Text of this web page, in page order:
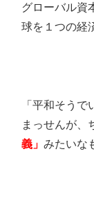
グローバル資
球を１つの経
「平和そう
まっせんが、
義」 みたいな